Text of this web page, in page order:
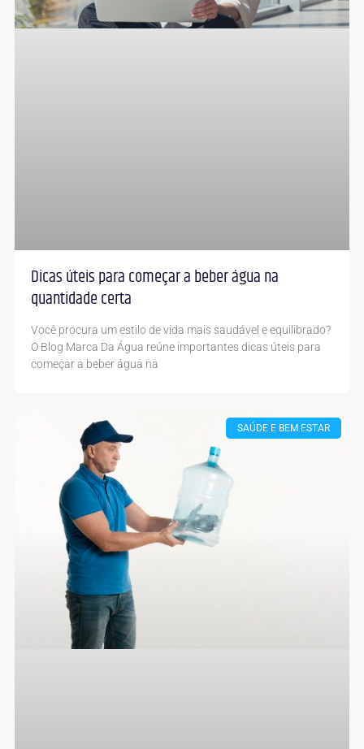
Dicas úteis para começar a beber água na
quantidade certa
Você procura um estilo de vida mais saudável e equilibrado?
O Blog Marca Da Água reúne importantes dicas úteis para
começar a beber água na
SAÚDE E BEM ESTAR